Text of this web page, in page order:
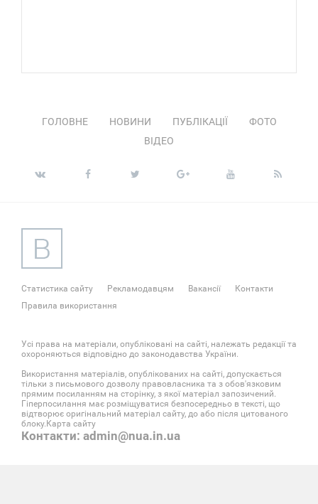
ГОЛОВНЕ НОВИНИ ПУБЛІКАЦІЇ
ФОТО
ВІДЕО
Статистика сайту Рекламодавцям Вакансії
Контакти
Правила використання
Усі права на матеріали, опубліковані на сайті, належать редакції та
охороняються відповідно до законодавства України.
Використання матеріалів, опублікованих на сайті, допускається
тільки з письмового дозволу правовласника та з обов'язковим
прямим посиланням на сторінку, з якої матеріал запозичений.
Гіперпосилання має розміщуватися безпосередньо в тексті, що
відтворює оригінальний матеріал сайту, до або після цитованого
блоку. Карта сайту
Контакти: admin@nua.in.ua